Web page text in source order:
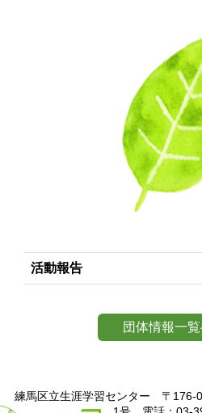
活動報告
団体情報一
練馬区立生涯学習センター 〒